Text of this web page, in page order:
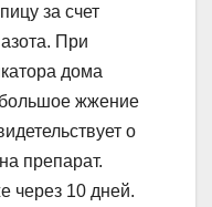
за счет
При
дома
жжение
о
препарат.
через 10 дней.